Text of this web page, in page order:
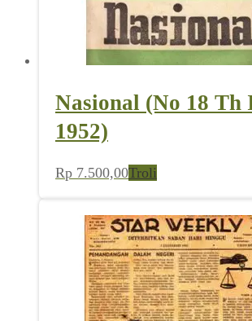
Nasional (No 18
1952)
Rp 7.500,00Troli